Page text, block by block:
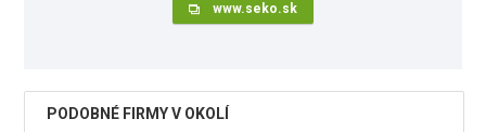
www.seko.sk
PODOBNÉ FIRMY V OKOLÍ